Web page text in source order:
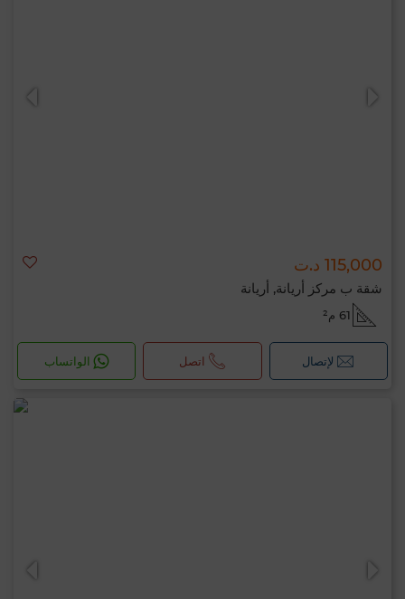
115,000 د.ت
شقة ب مركز أريانة, أريانة
61 م²
لإتصال اتصل الواتساب